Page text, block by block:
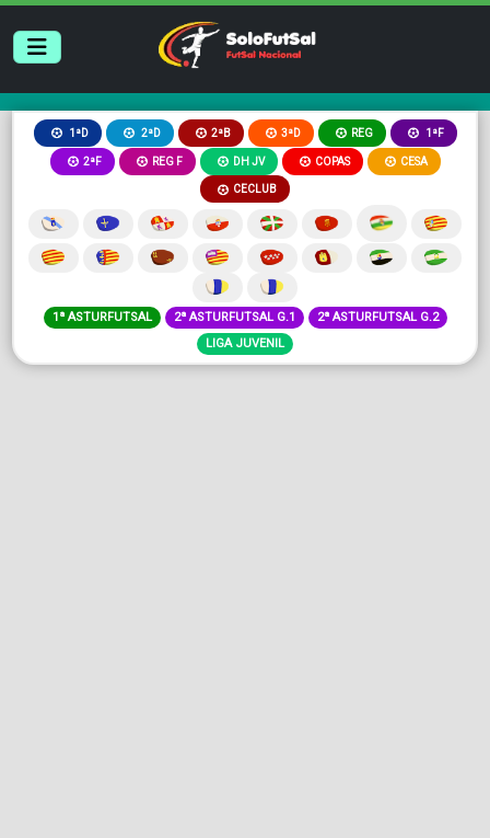
1ªD 2ªD 2ªB 3ªD REG 1ªF
2ªF REG F DH JV COPAS CESA
CECLUB
1ª ASTURFUTSAL 2ª ASTURFUTSAL G.1
2ª ASTURFUTSAL G.2
LIGA JUVENIL